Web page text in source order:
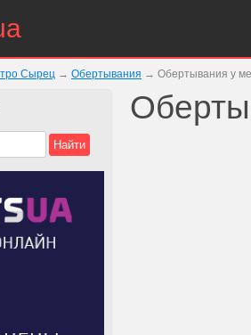
Сырец → Обертывания → Обертывания у